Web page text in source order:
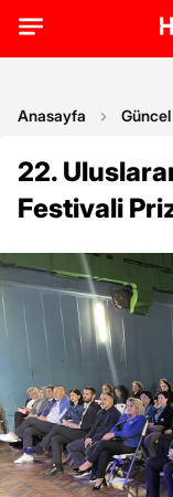
Anasayfa Güncel
22.
Festivali